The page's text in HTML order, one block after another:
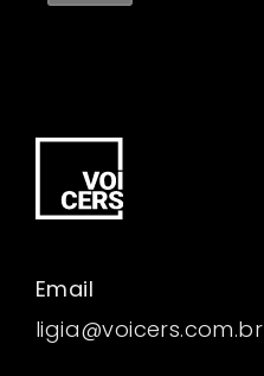
Email
ligia@voicers.com.br